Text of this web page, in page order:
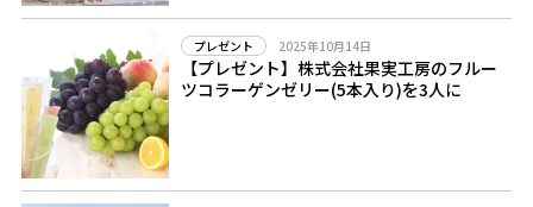
プレゼント 2025年10月14日
【プレゼント】株式会社果実工房のフルー
ツコラーゲンゼリー(5本入り)を3人に